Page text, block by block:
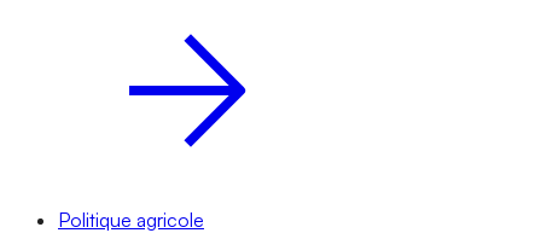
Politique agricole